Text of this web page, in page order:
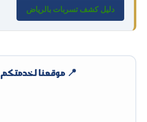
دليل كشف تسربات بالرياض
📍 موقعنا لخدمتكم